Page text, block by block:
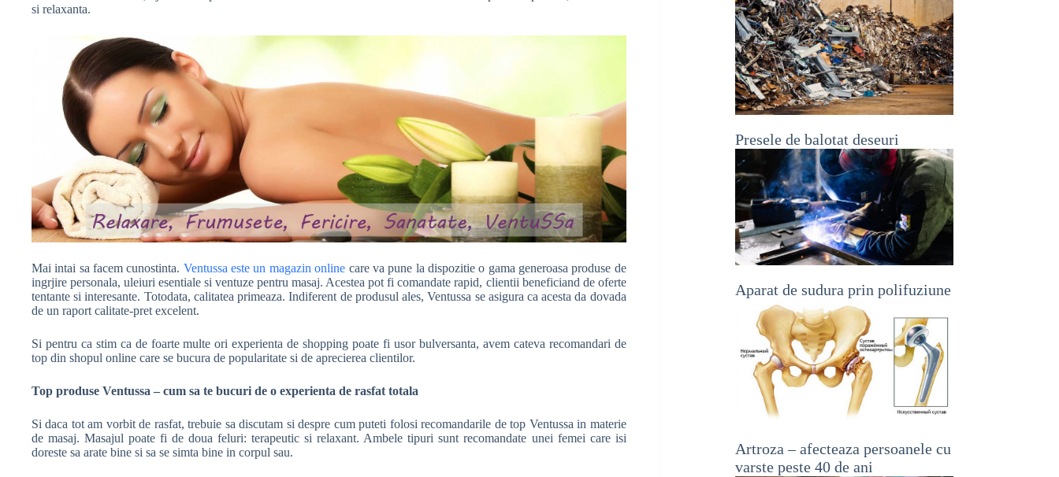
si relaxanta.
Mai intai sa facem cunostinta. Ventussa este un magazin online care va pune la dispozitie o gama generoasa produse de
ingrjire personala, uleiuri esentiale si ventuze pentru masaj. Acestea pot fi comandate rapid, clientii beneficiand de oferte
tentante si interesante. Totodata, calitatea primeaza. Indiferent de produsul ales, Ventussa se asigura ca acesta da dovada
de un raport calitate-pret excelent.
Si pentru ca stim ca de foarte multe ori experienta de shopping poate fi usor bulversanta, avem cateva recomandari de
top din shopul online care se bucura de popularitate si de aprecierea clientilor.
Top produse Ventussa – cum sa te bucuri de o experienta de rasfat totala
Si daca tot am vorbit de rasfat, trebuie sa discutam si despre cum puteti folosi recomandarile de top Ventussa in materie
de masaj. Masajul poate fi de doua feluri: terapeutic si relaxant. Ambele tipuri sunt recomandate unei femei care isi
doreste sa arate bine si sa se simta bine in corpul sau.
Presele de balotat deseuri
Aparat de sudura prin polifuziune
Artroza – afecteaza persoanele cu
varste peste 40 de ani